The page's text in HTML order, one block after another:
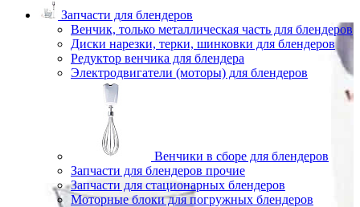
Запчасти для блендеров
Венчик, только металлическая часть для блендеров
Диски нарезки, терки, шинковки для блендеров
Редуктор венчика для блендера
Электродвигатели (моторы) для блендеров
Венчики в сборе для блендеров
Запчасти для блендеров прочие
Запчасти для стационарных блендеров
Моторные блоки для погружных блендеров